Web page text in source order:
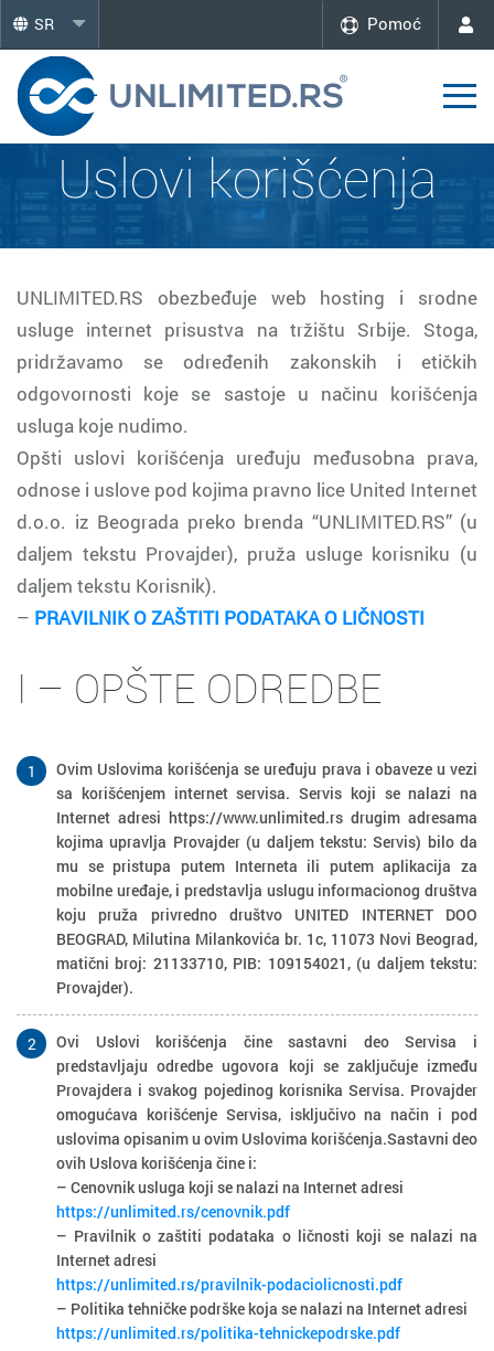
SR Pomoć
Uslovi korišćenja
UNLIMITED.RS obezbeđuje web hosting i srodne
usluge internet prisustva na tržištu Srbije. Stoga,
pridržavamo se određenih zakonskih i etičkih
odgovornosti koje se sastoje u načinu korišćenja
usluga koje nudimo.
Opšti uslovi korišćenja uređuju međusobna prava,
odnose i uslove pod kojima pravno lice United Internet
d.o.o. iz Beograda preko brenda “UNLIMITED.RS” (u
daljem tekstu Provajder), pruža usluge korisniku (u
daljem tekstu Korisnik).
– PRAVILNIK O ZAŠTITI PODATAKA O LIČNOSTI
I – OPŠTE ODREDBE
1
Ovim Uslovima korišćenja se uređuju prava i obaveze u vezi
sa korišćenjem internet servisa. Servis koji se nalazi na
Internet adresi https://www.unlimited.rs drugim adresama
kojima upravlja Provajder (u daljem tekstu: Servis) bilo da
mu se pristupa putem Interneta ili putem aplikacija za
mobilne uređaje, i predstavlja uslugu informacionog društva
koju pruža privredno društvo UNITED INTERNET DOO
BEOGRAD, Milutina Milankovića br. 1c, 11073 Novi Beograd,
matični broj: 21133710, PIB: 109154021, (u daljem tekstu:
Provajder).
2
Ovi Uslovi korišćenja čine sastavni deo Servisa i
predstavljaju odredbe ugovora koji se zaključuje između
Provajdera i svakog pojedinog korisnika Servisa. Provajder
omogućava korišćenje Servisa, isključivo na način i pod
uslovima opisanim u ovim Uslovima korišćenja.Sastavni deo
ovih Uslova korišćenja čine i:
– Cenovnik usluga koji se nalazi na Internet adresi
https://unlimited.rs/cenovnik.pdf
– Pravilnik o zaštiti podataka o ličnosti koji se nalazi na
Internet adresi
https://unlimited.rs/pravilnik-podaciolicnosti.pdf
– Politika tehničke podrške koja se nalazi na Internet adresi
https://unlimited.rs/politika-tehnickepodrske.pdf